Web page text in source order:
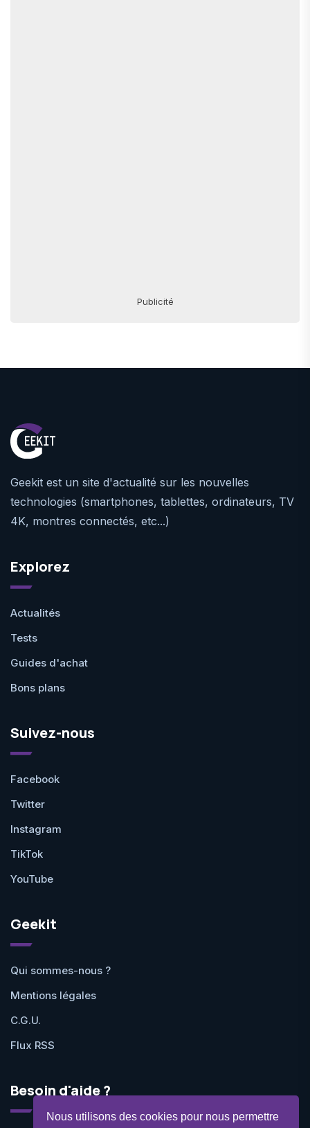
Nous utilisons des cookies pour nous permettre
Publicité
Geekit est un site d'actualité sur les nouvelles
technologies (smartphones, tablettes, ordinateurs, TV
4K, montres connectés, etc...)
Explorez
Actualités
Tests
Guides d'achat
Bons plans
Suivez-nous
Facebook
Twitter
Instagram
TikTok
YouTube
Geekit
Qui sommes-nous ?
Mentions légales
C.G.U.
Flux RSS
Besoin d'aide ?